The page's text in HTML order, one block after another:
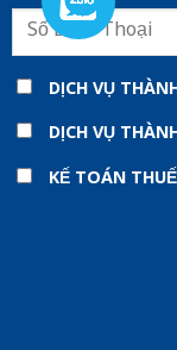
DỊCH VỤ
DỊCH VỤ
KẾ TOÁN THUẾ